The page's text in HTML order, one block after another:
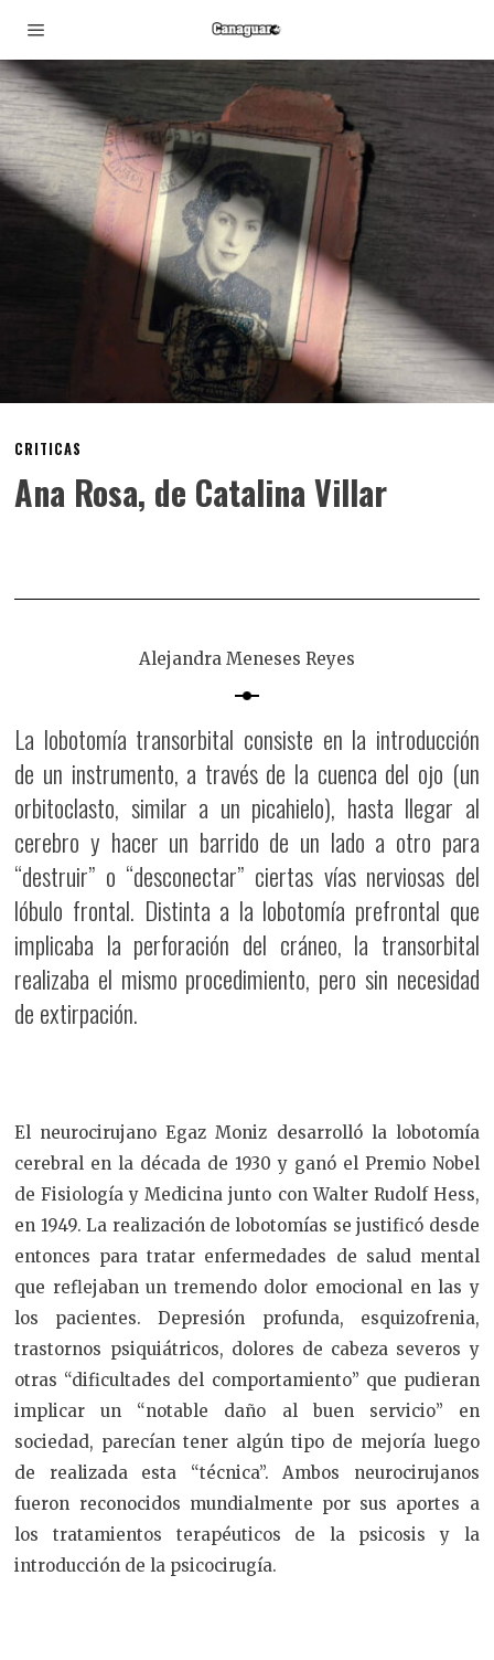
CRITICAS
Ana Rosa, de Catalina Villar
Alejandra Meneses Reyes
La lobotomía transorbital consiste en la introducción
de un instrumento, a través de la cuenca del ojo (un
orbitoclasto, similar a un picahielo), hasta llegar al
cerebro y hacer un barrido de un lado a otro para
“destruir” o “desconectar” ciertas vías nerviosas del
lóbulo frontal. Distinta a la lobotomía prefrontal que
implicaba la perforación del cráneo, la transorbital
realizaba el mismo procedimiento, pero sin necesidad
de extirpación.
El neurocirujano Egaz Moniz desarrolló la lobotomía
cerebral en la década de 1930 y ganó el Premio Nobel
de Fisiología y Medicina junto con Walter Rudolf Hess,
en 1949. La realización de lobotomías se justificó desde
entonces para tratar enfermedades de salud mental
que reflejaban un tremendo dolor emocional en las y
los pacientes. Depresión profunda, esquizofrenia,
trastornos psiquiátricos, dolores de cabeza severos y
otras “dificultades del comportamiento” que pudieran
implicar un “notable daño al buen servicio” en
sociedad, parecían tener algún tipo de mejoría luego
de realizada esta “técnica”. Ambos neurocirujanos
fueron reconocidos mundialmente por sus aportes a
los tratamientos terapéuticos de la psicosis y la
introducción de la psicocirugía.